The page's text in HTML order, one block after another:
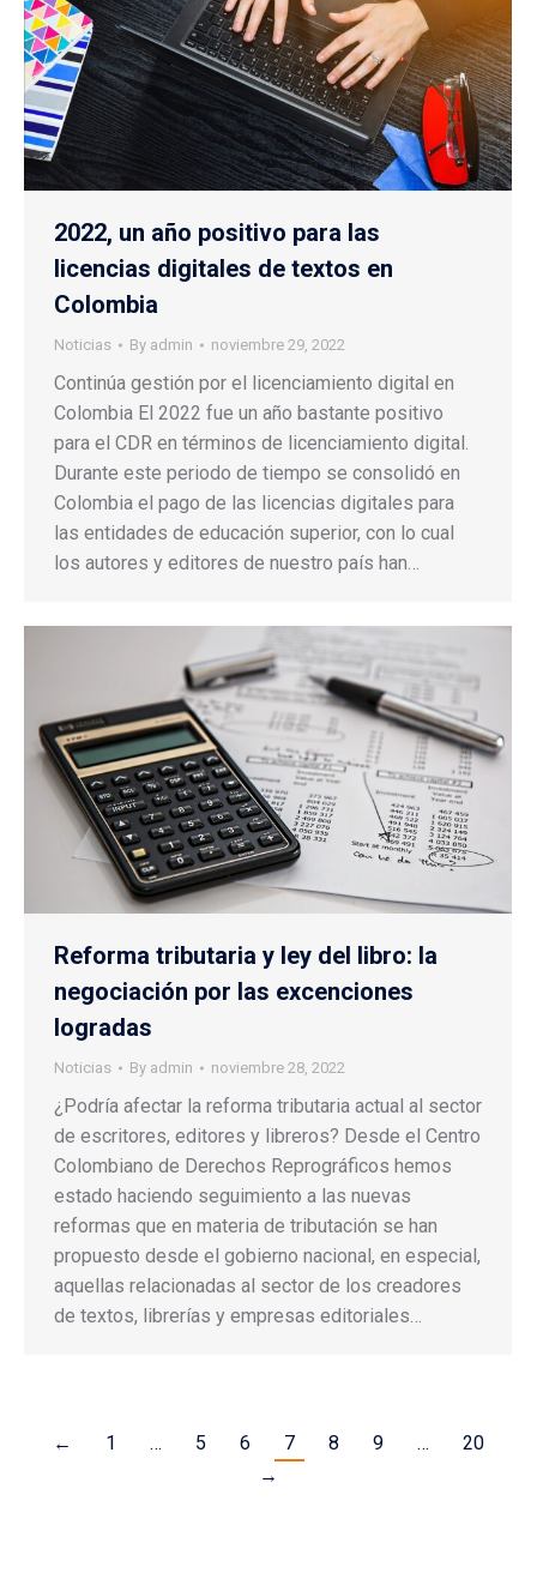
2022, un año positivo para las
licencias digitales de textos en
Colombia
Noticias By admin noviembre 29, 2022
Continúa gestión por el licenciamiento digital en
Colombia El 2022 fue un año bastante positivo
para el CDR en términos de licenciamiento digital.
Durante este periodo de tiempo se consolidó en
Colombia el pago de las licencias digitales para
las entidades de educación superior, con lo cual
los autores y editores de nuestro país han…
Reforma tributaria y ley del libro: la
negociación por las excenciones
logradas
Noticias By admin noviembre 28, 2022
¿Podría afectar la reforma tributaria actual al sector
de escritores, editores y libreros? Desde el Centro
Colombiano de Derechos Reprográficos hemos
estado haciendo seguimiento a las nuevas
reformas que en materia de tributación se han
propuesto desde el gobierno nacional, en especial,
aquellas relacionadas al sector de los creadores
de textos, librerías y empresas editoriales…
← 1 … 5 6 7 8 9 …
20
→